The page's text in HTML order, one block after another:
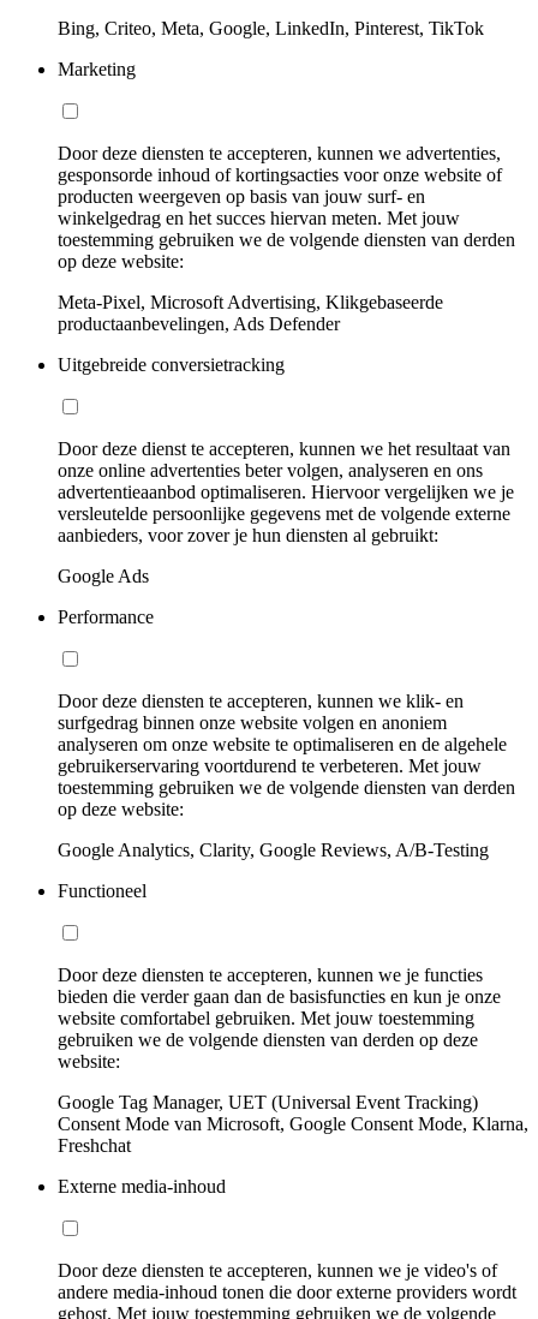
Bing, Criteo, Meta, Google, LinkedIn, Pinterest, TikTok
Marketing
Door deze diensten te accepteren, kunnen we advertenties,
gesponsorde inhoud of kortingsacties voor onze website of
producten weergeven op basis van jouw surf- en
winkelgedrag en het succes hiervan meten. Met jouw
toestemming gebruiken we de volgende diensten van derden
op deze website:
Meta-Pixel, Microsoft Advertising, Klikgebaseerde
productaanbevelingen, Ads Defender
Uitgebreide conversietracking
Door deze dienst te accepteren, kunnen we het resultaat van
onze online advertenties beter volgen, analyseren en ons
advertentieaanbod optimaliseren. Hiervoor vergelijken we je
versleutelde persoonlijke gegevens met de volgende externe
aanbieders, voor zover je hun diensten al gebruikt:
Google Ads
Performance
Door deze diensten te accepteren, kunnen we klik- en
surfgedrag binnen onze website volgen en anoniem
analyseren om onze website te optimaliseren en de algehele
gebruikerservaring voortdurend te verbeteren. Met jouw
toestemming gebruiken we de volgende diensten van derden
op deze website:
Google Analytics, Clarity, Google Reviews, A/B-Testing
Functioneel
Door deze diensten te accepteren, kunnen we je functies
bieden die verder gaan dan de basisfuncties en kun je onze
website comfortabel gebruiken. Met jouw toestemming
gebruiken we de volgende diensten van derden op deze
website:
Google Tag Manager, UET (Universal Event Tracking)
Consent Mode van Microsoft, Google Consent Mode, Klarna,
Freshchat
Externe media-inhoud
Door deze diensten te accepteren, kunnen we je video's of
andere media-inhoud tonen die door externe providers wordt
gehost. Met jouw toestemming gebruiken we de volgende